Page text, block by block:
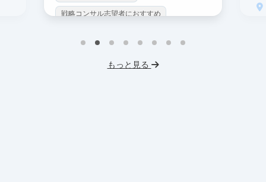
戦略コンサル志望者におすすめ
データサイエンス
もっと見る